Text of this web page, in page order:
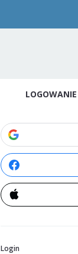
LOGOWANIE
Login